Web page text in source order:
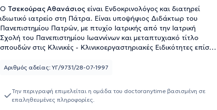
Ο Τσεκούρας Αθανάσιος είναι Ενδοκρινολόγος και διατηρεί
ιδιωτικό ιατρείο στη Πάτρα. Είναι υποψήφιος Διδάκτωρ του
Πανεπιστημίου Πατρών, με πτυχίο Ιατρικής από την Ιατρική
Σχολή του Πανεπιστημίου Ιωαννίνων και μεταπτυχιακό τίτλο
σπουδών στις Κλινικές - Κλινικοεργαστηριακές Ειδικότητες επίσης
Ενδοκρινολογία στο Ενδοκρινολογικό τμήμα του
Συνεδρίων και Ελληνικών Συνεδρίων, καθώς και σε Διεθνή
περιοδικά, ενώ έχει λάβει 2 βραβεία για σχετικές εργασίες που
Αριθμός αδείας: ΥΓ/9731/28-07-1997
Την περιγραφή επιμελείται η ομάδα του doctoranytime βασισμένη σε
επαληθευμένες πληροφορίες.